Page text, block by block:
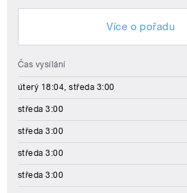
Více o pořadu
Čas vysílání
úterý 18:04, středa 3:00
středa 3:00
středa 3:00
středa 3:00
středa 3:00